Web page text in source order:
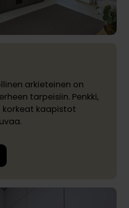
arkieteinen on
tarpeisiin. Penkki,
korkeat kaapistot